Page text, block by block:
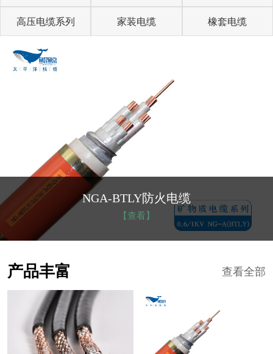
高压电缆系列 家装电缆 橡套电缆
NGA-BTLY防火电缆
【查看】
查看全部
产品丰富